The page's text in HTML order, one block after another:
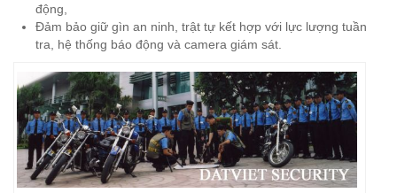
động,
Đảm bảo giữ gìn an ninh, trật tự kết hợp với lực lượng tuần
tra, hệ thống báo động và camera giám sát.